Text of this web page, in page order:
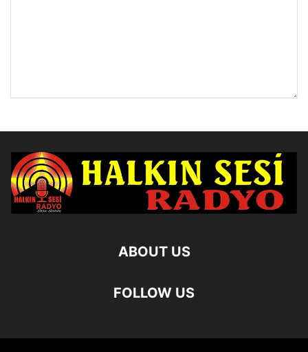
ABOUT US
FOLLOW US